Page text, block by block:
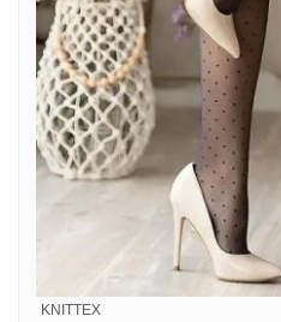
KNITTEX